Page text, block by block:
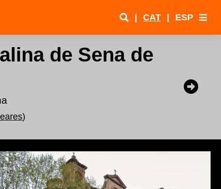
| CAT | ESP
de Sena de
)